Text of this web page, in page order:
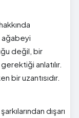
ağabeyi
değil, bir
anlatılır.
bir uzantısıdır.
dışarı